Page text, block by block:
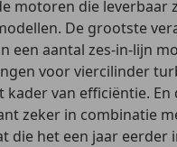
motoren die leverbaar
De grootste
een aantal zes-in-lijn
voor viercilinder
kader van efficiëntie. En
zeker in combinatie
die het een jaar eerder